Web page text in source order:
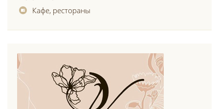
Кафе, рестораны